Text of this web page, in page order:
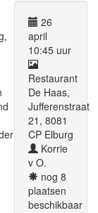
26
april
10:45 uur
Restaurant
De Haas,
Jufferenstraat
21, 8081
CP Elburg
Korrie
v O.
nog 8
plaatsen
beschikbaar